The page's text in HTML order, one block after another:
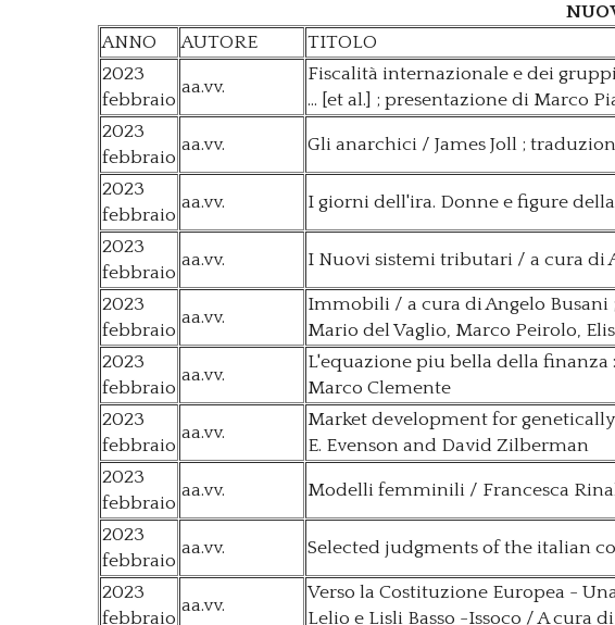
ANNO
AUTORE TITOLO
2023
febbraio
aa.vv.
Fiscalità internazionale e dei
... [et al.] ; presentazione di Marco
2023
febbraio
aa.vv. Gli anarchici / James Joll ;
2023
febbraio
aa.vv. I giorni dell'ira. Donne e figure
2023
febbraio
aa.vv. I Nuovi sistemi tributari / a cura di
2023
febbraio
aa.vv.
Immobili / a cura di Angelo Busani
Mario del Vaglio, Marco Peirolo,
2023
febbraio
aa.vv.
L'equazione piu bella della finanza
Marco Clemente
2023
febbraio
aa.vv.
Market development for
E. Evenson and David Zilberman
2023
febbraio
aa.vv. Modelli femminili / Francesca
2023
febbraio
aa.vv. Selected judgments of the italian
2023
febbraio
aa.vv.
Verso la Costituzione Europea -
Lelio e Lisli Basso -Issoco / A cura